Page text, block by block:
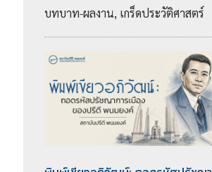
บทบาท-ผลงาน, เกร็ดประวัติศาสตร์